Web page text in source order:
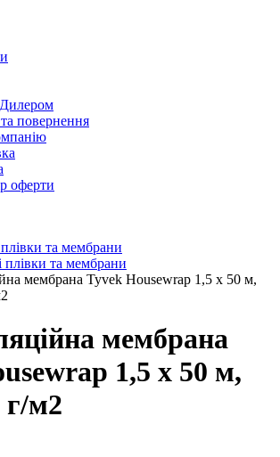
повернення
оферти
та мембрани
плівки та мембрани
мембрана Tyvek Housewrap 1,5 x 50 м,
мембрана
1,5 x 50 м,
г/м2